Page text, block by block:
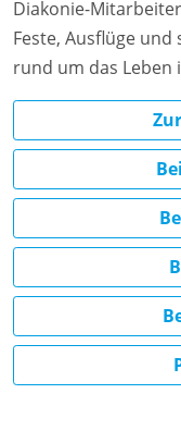
Diakonie-
Feste, Ausflüge
rund um das Leben